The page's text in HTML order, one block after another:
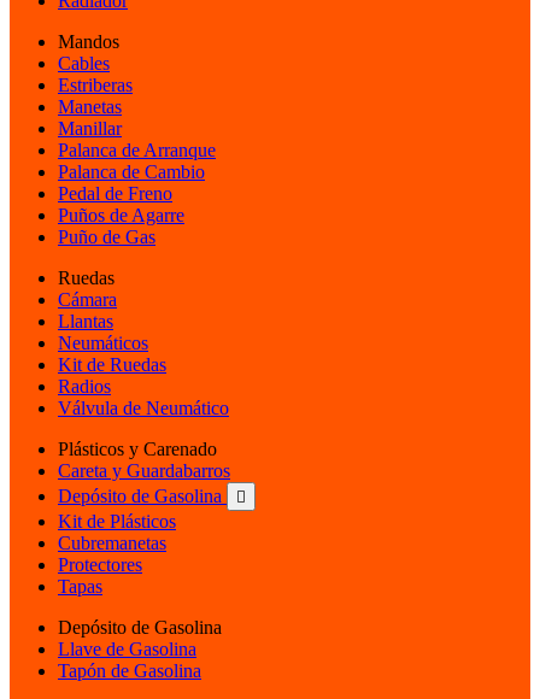
Mandos
Cables
Estriberas
Manetas
Manillar
Palanca de Arranque
Palanca de Cambio
Pedal de Freno
Puños de Agarre
Puño de Gas
Ruedas
Cámara
Llantas
Neumáticos
Kit de Ruedas
Radios
Válvula de Neumático
Plásticos y Carenado
Careta y Guardabarros
Depósito de Gasolina

Kit de Plásticos
Cubremanetas
Protectores
Tapas
Depósito de Gasolina
Llave de Gasolina
Tapón de Gasolina